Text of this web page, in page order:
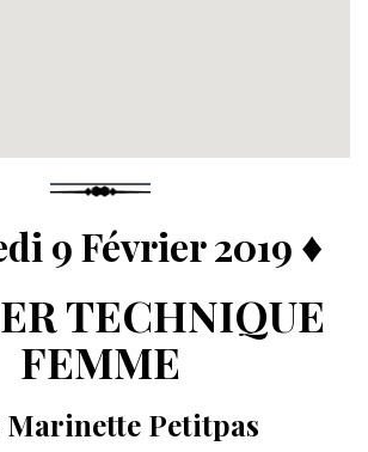
9 Février 2019 ♦
TECHNIQUE
FEMME
Marinette Petitpas